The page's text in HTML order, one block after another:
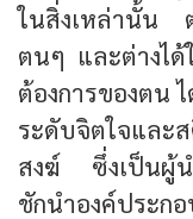
ในสิ่งเหล่านั้น
ตนๆ และต่างได้
ต้องการของตน
ระดับจิตใจแล
สงฆ์ ซึ่งเป็นผู้น
ชักนำองค์ประก